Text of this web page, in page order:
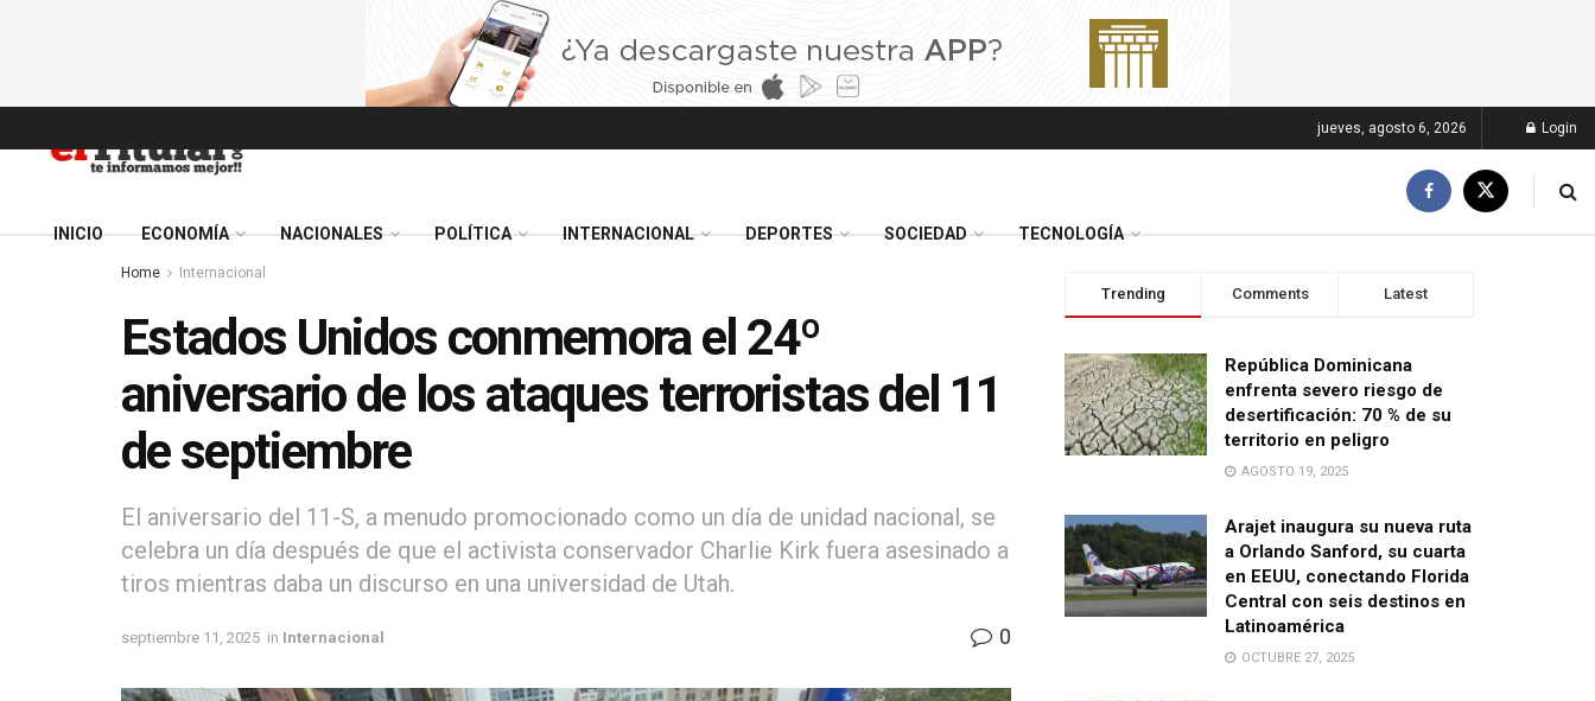
jueves, agosto 6, 2026 Login
INICIO ECONOMÍA NACIONALES POLÍTICA INTERNACIONAL DEPORTES SOCIEDAD TECNOLOGÍA
Home Internacional
Estados Unidos conmemora el 24º
aniversario de los ataques terroristas del 11
de septiembre
El aniversario del 11-S, a menudo promocionado como un día de unidad nacional, se
celebra un día después de que el activista conservador Charlie Kirk fuera asesinado a
tiros mientras daba un discurso en una universidad de Utah.
septiembre 11, 2025 in Internacional 0
Trending Comments Latest
República Dominicana
enfrenta severo riesgo de
desertificación: 70 % de su
territorio en peligro
AGOSTO 19, 2025
Arajet inaugura su nueva ruta
a Orlando Sanford, su cuarta
en EEUU, conectando Florida
Central con seis destinos en
Latinoamérica
OCTUBRE 27, 2025